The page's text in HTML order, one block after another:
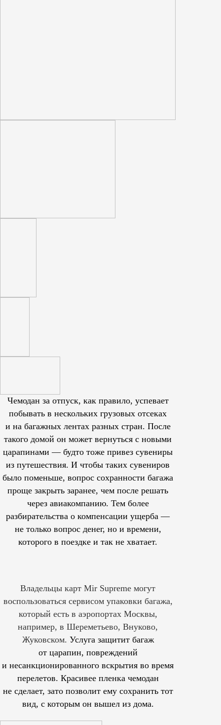
Чемодан за отпуск, как правило, успевает
побывать в нескольких грузовых отсеках
и на багажных лентах разных стран. После
такого домой он может вернуться с новыми
царапинами — будто тоже привез сувениры
из путешествия. И чтобы таких сувениров
было поменьше, вопрос сохранности багажа
проще закрыть заранее, чем после решать
через авиакомпанию. Тем более
разбирательства о компенсации ущерба —
не только вопрос денег, но и времени,
которого в поездке и так не хватает.
Владельцы карт Mir Supreme могут
воспользоваться сервисом упаковки багажа,
который есть в аэропортах Москвы,
например, в Шереметьево, Внуково,
Жуковском. Услуга защитит багаж
от царапин, повреждений
и несанкционированного вскрытия во время
перелетов. Красивее пленка чемодан
не сделает, зато позволит ему сохранить тот
вид, с которым он вышел из дома.